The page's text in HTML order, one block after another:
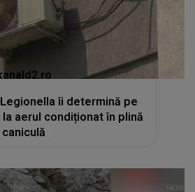
îi determină pe
aerul condiționat în plină
caniculă